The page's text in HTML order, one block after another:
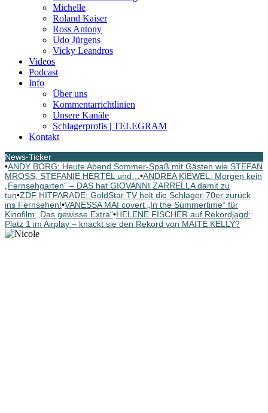
Michelle
Roland Kaiser
Ross Antony
Udo Jürgens
Vicky Leandros
Videos
Podcast
Info
Über uns
Kommentarrichtlinien
Unsere Kanäle
Schlagerprofis | TELEGRAM
Kontakt
News-Ticker
•ANDY BORG: Heute Abend Sommer-Spaß mit Gästen wie STEFAN
MROSS, STEFANIE HERTEL und… •ANDREA KIEWEL: Morgen kein
„Fernsehgarten“ – DAS hat GIOVANNI ZARRELLA damit zu
tun•ZDF HITPARADE: GoldStar TV holt die Schlager-70er zurück
ins Fernsehen!•VANESSA MAI covert „In the Summertime“ für
Kinofilm „Das gewisse Extra“•HELENE FISCHER auf Rekordjagd:
Platz 1 im Airplay – knackt sie den Rekord von MAITE KELLY?